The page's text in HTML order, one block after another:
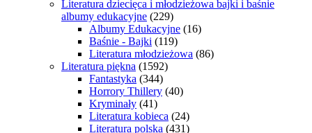
Literatura dziecięca i młodzieżowa bajki i baśnie
albumy edukacyjne (229)
Albumy Edukacyjne (16)
Baśnie - Bajki (119)
Literatura młodzieżowa (86)
Literatura piękna (1592)
Fantastyka (344)
Horrory Thillery (40)
Kryminały (41)
Literatura kobieca (24)
Literatura polska (431)